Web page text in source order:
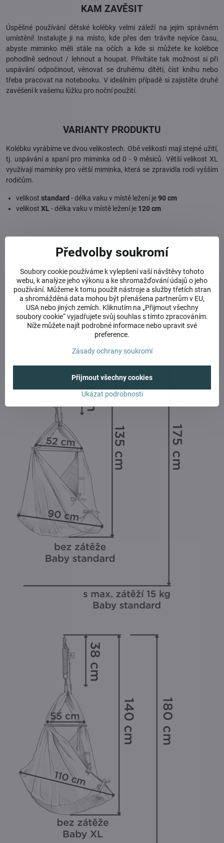
KAM ZAVĚSIT
Úspěšné používání dětské kolébky velmi záleží na jejím správném
umístění! Instalujte ji na místo, kde přes den trávíte nejvíce času,
abyste miminko měli stále na očích a kde si můžete ke kolébce
pohodlně sednout / lehnout a houpat. Přivítáte tak možnost si při
uspávání odpočinout, věnovat se druhému dítěti, číst knihu nebo
třeba pracovat na notebooku. V ideálním případě si zajistěte druhé
zavěšení k vašemu lůžku pro noční použití.
VARIANTY PRODUKTU
Kolébku vyrábíme ve dvou velikostech. Obě velikosti mají stejné užití,
tj. uspávání a spaní pro miminka od 0 - 9 měsíců. Větší velikost XL
využívají maminky pro větší miminka, která se zpravidla rodí vyšším
rodičům.
velikost standard - délka vaku v místě ležení je90 cm
velikost XL - délka vaku v místě ležení je 120 cm
SESTAVENÍ
stažení ZDE .Pokud produkt prodáváte, vždy přiložte návod k
použití pro jeho bezpečné využívání novými majiteli. Certifikát
kvality ke stažení:ZDE
ROZMĚRY KOLÉBKY
Předvolby soukromí
Soubory cookie používáme k vylepšení vaší návštěvy tohoto
webu, k analýze jeho výkonu a ke shromažďování údajů o jeho
používání. Můžeme k tomu použít nástroje a služby třetích stran
a shromážděná data mohou být přenášena partnerům v EU,
USA nebo jiných zemích. Kliknutím na „Přijmout všechny
soubory cookie“ vyjadřujete svůj souhlas s tímto zpracováním.
Níže můžete najít podrobné informace nebo upravit své
preference.
Zásady ochrany soukromí
Ukázat podrobnosti
Přijmout všechny cookies